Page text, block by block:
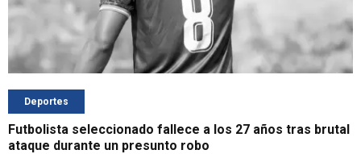
Deportes
Futbolista seleccionado fallece a los 27 años tras brutal
ataque durante un presunto robo